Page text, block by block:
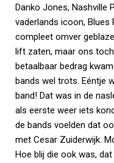
Danko Jones, Nashville
vaderlands icoon, Blues
compleet omver
lift zaten, maar ons
betaalbaar bedrag
bands wel trots. Eéntje
band! Dat was in de
als eerste weer iets
de bands voelden dat
met Cesar Zuiderwijk.
Hoe blij die ook was,